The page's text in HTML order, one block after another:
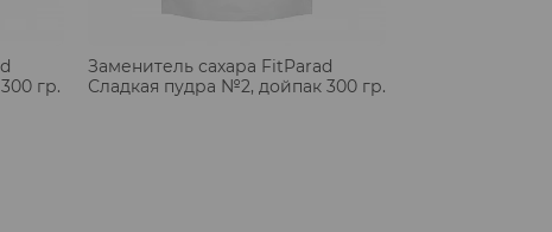
гр.
Заменитель сахара FitParad
Сладкая пудра №2, дойпак 300 гр.